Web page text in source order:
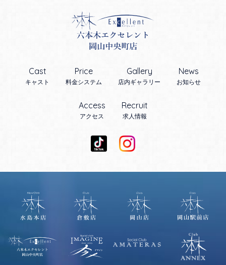
Cast
キャスト
Price
料金システム
Gallery
店内ギャラリー
News
お知らせ
Access
アクセス
Recruit
求人情報